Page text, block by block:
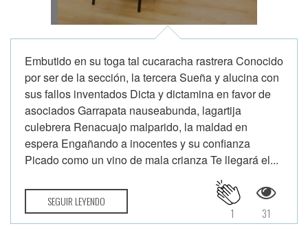
Embutido en su toga tal cucaracha rastrera Conocido
por ser de la sección, la tercera Sueña y alucina con
sus fallos inventados Dicta y dictamina en favor de
asociados Garrapata nauseabunda, lagartija
culebrera Renacuajo malparido, la maldad en
espera Engañando a inocentes y su confianza
Picado como un vino de mala crianza Te llegará el...
SEGUIR LEYENDO
31
1